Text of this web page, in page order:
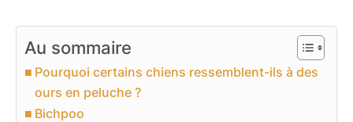
Au sommaire
Pourquoi certains chiens ressemblent-ils à des
ours en peluche ?
Bichpoo